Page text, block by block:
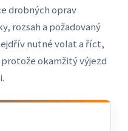
drobných oprav
rozsah a požadovaný
nutné volat a říct,
okamžitý výjezd